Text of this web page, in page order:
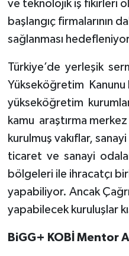
ve teknolojik iş fikirleri
başlangıç firmalarının
sağlanması
Türkiye’de yerleşik
Yükseköğretim Kanunu
yükseköğretim
kamu araştırma
kurulmuş vakıflar,
ticaret ve sanayi
bölgeleri ile ihracatçı
yapabiliyor. Ancak
yapabilecek kuruluşlar
BiGG+ KOBİ Mentor